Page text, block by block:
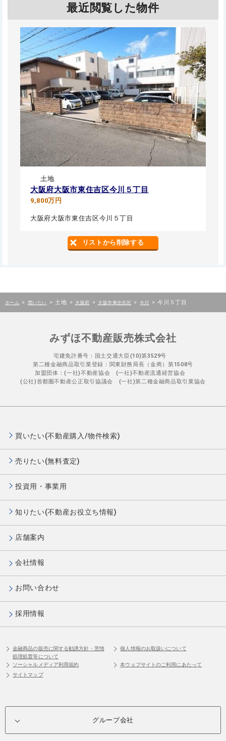
最近閲覧した物件
土地
大阪府大阪市東住吉区今川５丁目
9,800万円
大阪府大阪市東住吉区今川５丁目
リストから削除する
ホーム > 買いたい > 土地 > 大阪府 > 大阪市東住吉区 > 今川 > 今川５丁目
みずほ不動産販売株式会社
宅建免許番号：国土交通大臣(10)第3529号
第二種金融商品取引業登録：関東財務局長（金商）第1508号
加盟団体：(一社)不動産協会 (一社)不動産流通経営協会
(公社)首都圏不動産公正取引協議会 (一社)第二種金融商品取引業協会
買いたい(不動産購入/物件検索)
売りたい(無料査定)
投資用・事業用
知りたい(不動産お役立ち情報)
店舗案内
会社情報
お問い合わせ
採用情報
金融商品の販売に関する勧誘方針・苦情
処理処置等について
個人情報のお取扱いについて
ソーシャルメディア利用規約
本ウェブサイトのご利用にあたって
サイトマップ
グループ会社